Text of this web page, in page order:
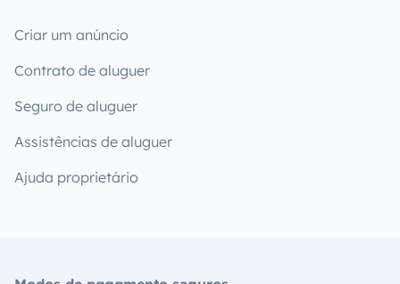
Criar um anúncio
Contrato de aluguer
Seguro de aluguer
Assistências de aluguer
Ajuda proprietário